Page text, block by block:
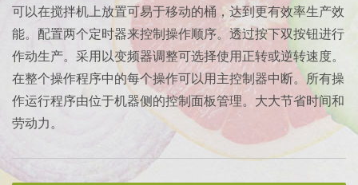
可以在搅拌机上放置可易于移动的桶，达到更有效率生产效
能。配置两个定时器来控制操作顺序。透过按下双按钮进行
作动生产。采用以变频器调整可选择使用正转或逆转速度。
在整个操作程序中的每个操作可以用主控制器中断。所有操
作运行程序由位于机器侧的控制面板管理。大大节省时间和
劳动力。